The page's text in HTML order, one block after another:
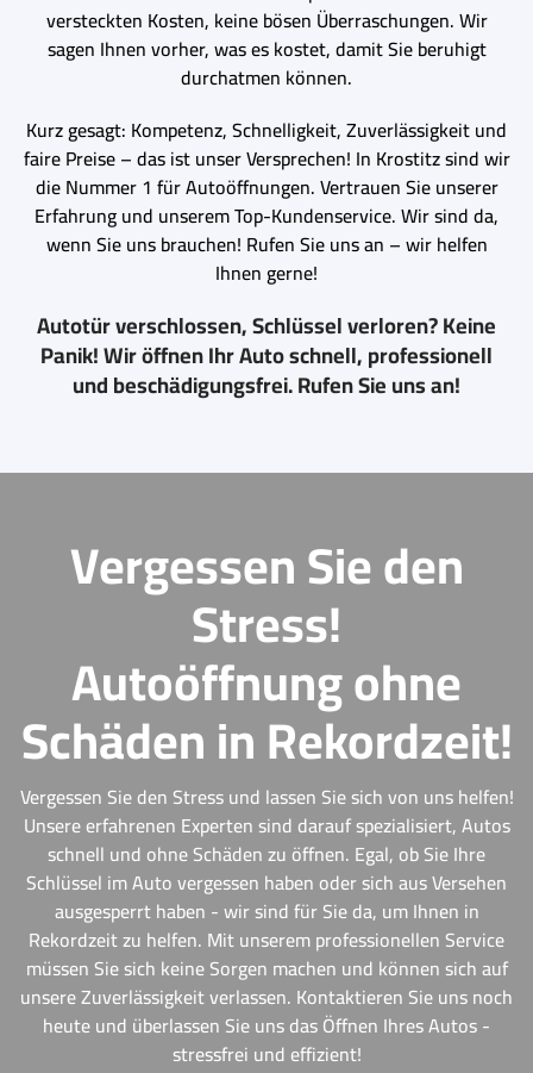
versteckten Kosten, keine bösen Überraschungen. Wir
sagen Ihnen vorher, was es kostet, damit Sie beruhigt
durchatmen können.
Kurz gesagt: Kompetenz, Schnelligkeit, Zuverlässigkeit und
faire Preise – das ist unser Versprechen! In Krostitz sind wir
die Nummer 1 für Autoöffnungen. Vertrauen Sie unserer
Erfahrung und unserem Top-Kundenservice. Wir sind da,
wenn Sie uns brauchen! Rufen Sie uns an – wir helfen
Ihnen gerne!
Autotür verschlossen, Schlüssel verloren? Keine
Panik! Wir öffnen Ihr Auto schnell, professionell
und beschädigungsfrei. Rufen Sie uns an!
Vergessen Sie den
Stress!
Autoöffnung ohne
Schäden in Rekordzeit!
Vergessen Sie den Stress und lassen Sie sich von uns helfen!
Unsere erfahrenen Experten sind darauf spezialisiert, Autos
schnell und ohne Schäden zu öffnen. Egal, ob Sie Ihre
Schlüssel im Auto vergessen haben oder sich aus Versehen
ausgesperrt haben - wir sind für Sie da, um Ihnen in
Rekordzeit zu helfen. Mit unserem professionellen Service
müssen Sie sich keine Sorgen machen und können sich auf
unsere Zuverlässigkeit verlassen. Kontaktieren Sie uns noch
heute und überlassen Sie uns das Öffnen Ihres Autos -
stressfrei und effizient!